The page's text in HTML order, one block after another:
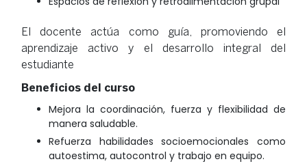
El docente actúa como guía, promoviendo el
aprendizaje activo y el desarrollo integral del
estudiante
Beneficios del curso
Mejora la coordinación, fuerza y flexibilidad de
manera saludable.
Refuerza habilidades socioemocionales como
autoestima, autocontrol y trabajo en equipo.